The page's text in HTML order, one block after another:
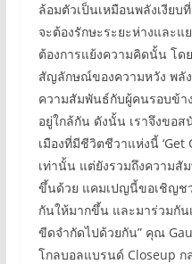
ล้อมตัวเป็นเหมือนพลังเงียบ
จะต้องรักษะระยะห่างและแ
ต้องการแย้งความคิดนั้น โด
สัญลักษณ์ของความหวัง พลัง
ความสัมพันธ์กับผู้คนรอบข้า
อยู่ใกล้กัน ดังนั้น เราจึงขอ
เมืองที่มีชีวิตชีวาแห่งนี้ ‘Get
เท่านั้น แต่ยังรวมถึงความ
ขึ้นด้วย แคมเปญนี้ขอเชิญช
กันให้มากขึ้น และมาร่วมกั
ขีดจำกัดไปด้วยกัน” คุณ
โกลบอลแบรนด์ Closeup ก